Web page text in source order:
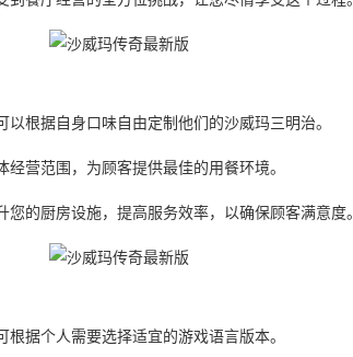
根据自身口味自由定制他们的沙威玛三明治。
营范围，为顾客提供最佳的用餐环境。
的厨房设施，提高服务效率，以确保顾客满意度。
据个人需要选择适宜的游戏语言版本。